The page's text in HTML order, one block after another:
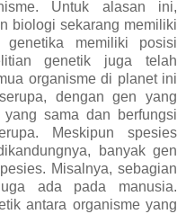
Untuk alasan ini,
biologi sekarang memiliki
memiliki posisi
genetik juga telah
organisme di planet ini
dengan gen yang
sama dan berfungsi
Meskipun spesies
banyak gen
Misalnya, sebagian
ada pada manusia.
antara organisme yang